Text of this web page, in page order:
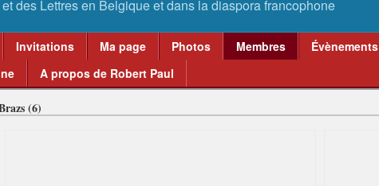
Invitations Ma page Photos Membres Évènements
A propos de Robert Paul
(6)